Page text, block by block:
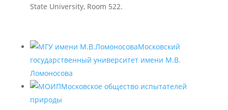
State University, Room 522.
Московский
государственный университет имени М.В.
Ломоносова
Московское общество испытателей
природы